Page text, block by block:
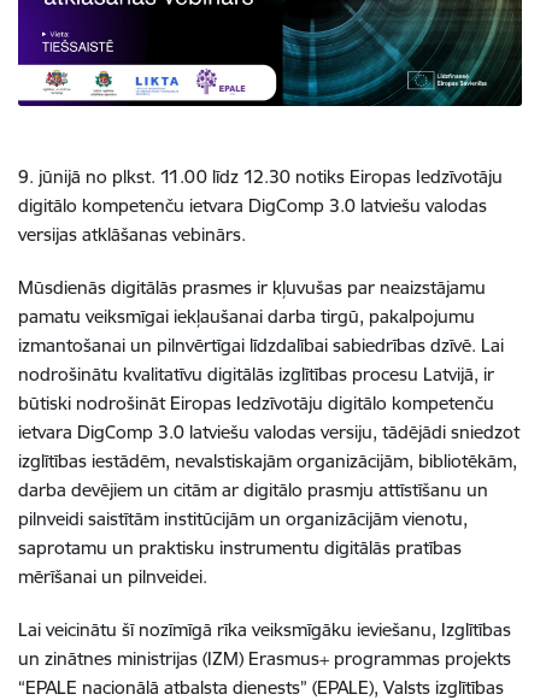
9. jūnijā no plkst. 11.00 līdz 12.30 notiks Eiropas Iedzīvotāju
digitālo kompetenču ietvara DigComp 3.0 latviešu valodas
versijas atklāšanas vebinārs.
Mūsdienās digitālās prasmes ir kļuvušas par neaizstājamu
pamatu veiksmīgai iekļaušanai darba tirgū, pakalpojumu
izmantošanai un pilnvērtīgai līdzdalībai sabiedrības dzīvē. Lai
nodrošinātu kvalitatīvu digitālās izglītības procesu Latvijā, ir
būtiski nodrošināt Eiropas Iedzīvotāju digitālo kompetenču
ietvara DigComp 3.0 latviešu valodas versiju, tādējādi sniedzot
izglītības iestādēm, nevalstiskajām organizācijām, bibliotēkām,
darba devējiem un citām ar digitālo prasmju attīstīšanu un
pilnveidi saistītām institūcijām un organizācijām vienotu,
saprotamu un praktisku instrumentu digitālās pratības
mērīšanai un pilnveidei.
Lai veicinātu šī nozīmīgā rīka veiksmīgāku ieviešanu, Izglītības
un zinātnes ministrijas (IZM) Erasmus+ programmas projekts
“EPALE nacionālā atbalsta dienests” (EPALE), Valsts izglītības